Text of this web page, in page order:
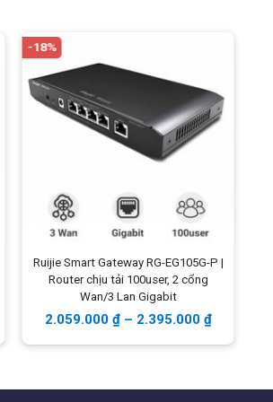
48V Kèm internet tổng công
suất 35W
100*100*26 mm
200g
Router, Hưỡng dẫn sử dụng,
-18%
Ruijie Smart Gateway RG-EG105G-P |
Router chịu tải 100user, 2 cổng
Wan/3 Lan Gigabit
2.059.000 ₫– 2.395.000 ₫